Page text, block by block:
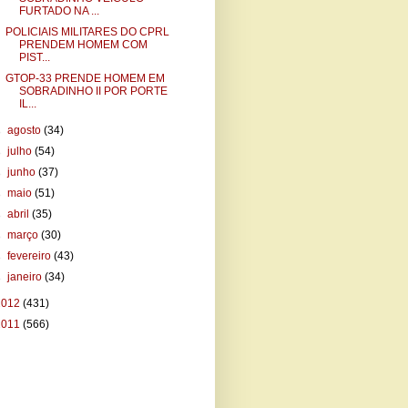
FURTADO NA ...
POLICIAIS MILITARES DO CPRL
PRENDEM HOMEM COM
PIST...
GTOP-33 PRENDE HOMEM EM
SOBRADINHO II POR PORTE
IL...
agosto(34)
julho(54)
junho(37)
maio(51)
abril(35)
março(30)
fevereiro(43)
janeiro(34)
(431)
(566)